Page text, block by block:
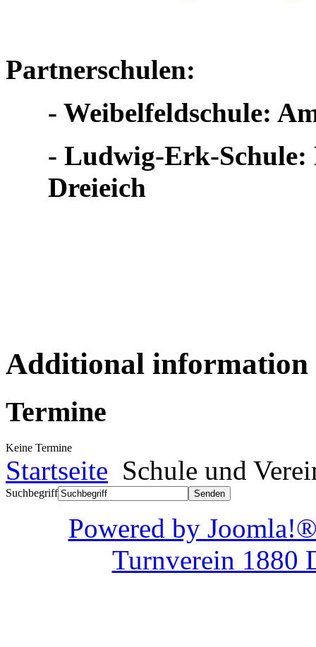
Partnerschulen:
- Weibelfeldschule:
- Ludwig-Erk-Schule:
Dreieich
Additional information
Termine
Keine Termine
Startseite Schule und
Suchbegriff
Powered by
Turnverein